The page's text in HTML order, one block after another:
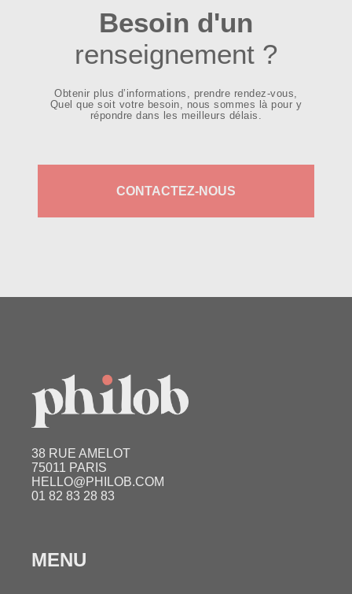
Besoin d'un
renseignement ?
Obtenir plus d’informations, prendre rendez-vous,
Quel que soit votre besoin, nous sommes là pour y
répondre dans les meilleurs délais.
CONTACTEZ-NOUS
38 RUE AMELOT
75011 PARIS
HELLO@PHILOB.COM
01 82 83 28 83
MENU